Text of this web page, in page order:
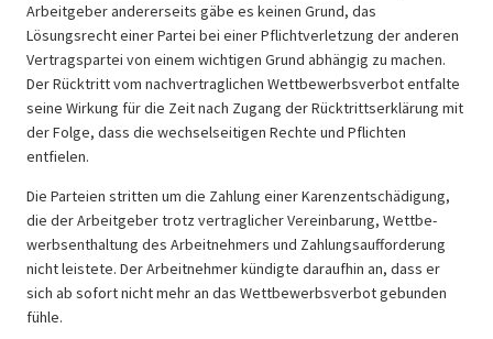
Arbeitgeber andererseits gäbe es keinen Grund, das
Lösungsrecht einer Partei bei einer Pflichtverletzung der anderen
Vertragspartei von einem wichtigen Grund abhängig zu machen.
Der Rücktritt vom nachvertraglichen Wettbewerbsverbot entfalte
seine Wirkung für die Zeit nach Zugang der Rücktrittserklärung mit
der Folge, dass die wechselseitigen Rechte und Pflichten
entfielen.
Die Parteien stritten um die Zahlung einer Karen­z­ent­schä­digung,
die der Arbeitgeber trotz vertraglicher Vereinbarung, Wettbe­
werbs­ent­haltung des Arbeitnehmers und Zahlungsaufforderung
nicht leistete. Der Arbeitnehmer kündigte daraufhin an, dass er
sich ab sofort nicht mehr an das Wettbe­werbs­verbot gebunden
fühle.